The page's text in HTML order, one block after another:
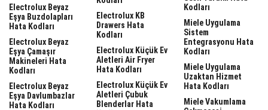
Electrolux Beyaz
Eşya Buzdolapları
Hata Kodları
Electrolux Beyaz
Eşya Çamaşır
Makineleri Hata
Kodları
Electrolux Beyaz
Eşya Davlumbazlar
Hata Kodları
Electrolux KB
Drawers Hata
Kodları
Electrolux Küçük Ev
Aletleri Air Fryer
Hata Kodları
Electrolux Küçük Ev
Aletleri Çubuk
Blenderlar Hata
Kodları
Miele Uygulama
Sistem
Entegrasyonu Hata
Kodları
Miele Uygulama
Uzaktan Hizmet
Hata Kodları
Miele Vakumlama